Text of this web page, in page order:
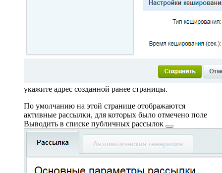
укажите адрес созданной ранее страницы.
По умолчанию на этой странице отображаются
активные рассылки, для которых было отмечено поле
Выводить в списке публичных рассылок